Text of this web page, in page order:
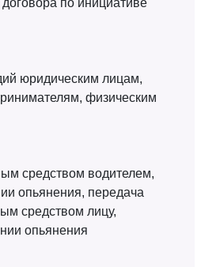
по инициативе
юридическим лицам,
физическим
средством водителем,
опьянения, передача
средством лицу,
опьянения